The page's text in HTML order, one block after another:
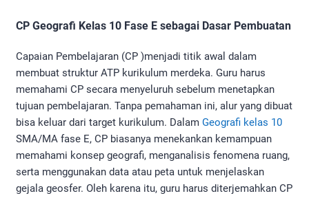
CP Geografi Kelas 10 Fase E sebagai Dasar Pembuatan
Capaian Pembelajaran (CP )menjadi titik awal dalam
membuat struktur ATP kurikulum merdeka. Guru harus
memahami CP secara menyeluruh sebelum menetapkan
tujuan pembelajaran. Tanpa pemahaman ini, alur yang dibuat
bisa keluar dari target kurikulum. Dalam Geografi kelas 10
SMA/MA fase E, CP biasanya menekankan kemampuan
memahami konsep geografi, menganalisis fenomena ruang,
serta menggunakan data atau peta untuk menjelaskan
gejala geosfer. Oleh karena itu, guru harus diterjemahkan CP